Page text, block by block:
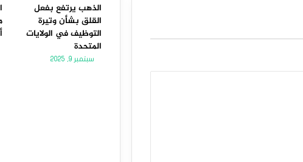
الذهب يرتفع بفعل
القلق بشأن وتيرة
التوظيف في الولايات
المتحدة
سبتمبر 9, 2025